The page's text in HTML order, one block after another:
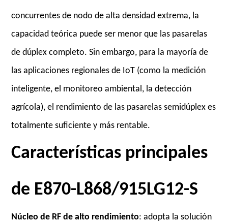
concurrentes de nodo de alta densidad extrema, la
capacidad teórica puede ser menor que las pasarelas
de dúplex completo. Sin embargo, para la mayoría de
las aplicaciones regionales de IoT (como la medición
inteligente, el monitoreo ambiental, la detección
agrícola), el rendimiento de las pasarelas semidúplex es
totalmente suficiente y más rentable.
Características principales
de E870-L868/915LG12-S
Núcleo de RF de alto rendimiento: adopta la solución